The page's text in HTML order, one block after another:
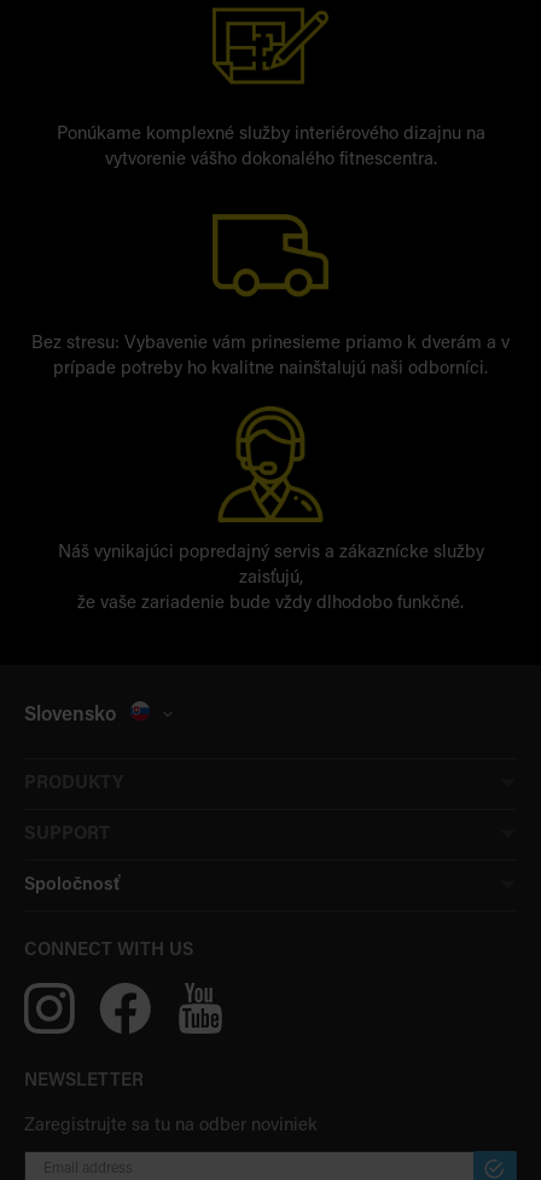
Ponúkame komplexné služby interiérového dizajnu na
vytvorenie vášho dokonalého fitnescentra.
Bez stresu: Vybavenie vám prinesieme priamo k dverám a v
prípade potreby ho kvalitne nainštalujú naši odborníci.
Náš vynikajúci popredajný servis a zákaznícke služby
zaisťujú,
že vaše zariadenie bude vždy dlhodobo funkčné.
Slovensko
Spoločnosť
CONNECT WITH US
NEWSLETTER
Zaregistrujte sa tu na odber noviniek